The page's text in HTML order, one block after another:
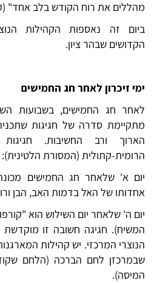
מהללים את רוח הקודש בלב אחד"
ביום זה נאספות הקהילות
הקדושים שבהר ציון.
ימי זיכרון לאחר חג החמישים
לאחר חג החמישים, בשבועות
מתקיימת סדרה של חגיגות
הארוך ורב החשיבות. חגיגות
הרומית-קתולית (המסורת הלטינית):
יום א' שלאחר חג החמישים
אחדותו של האל בדמות האב, הבן
יום ה' שלאחר יום השילוש הוא
המשיח). חגיגה חשובה זו
הנוצרי המרכזי. יש קהילות
שבמרכזן לחם הברכה (הלחם
המיסה).